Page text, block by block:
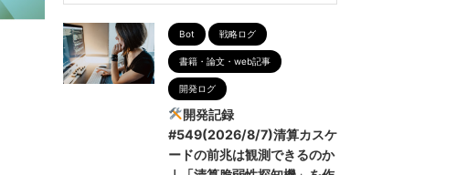
Bot 戦略ログ
書籍・論文・web記事
開発ログ
開発記録
#549(2026/8/7)清算カスケ
ードの前兆は観測できるのか